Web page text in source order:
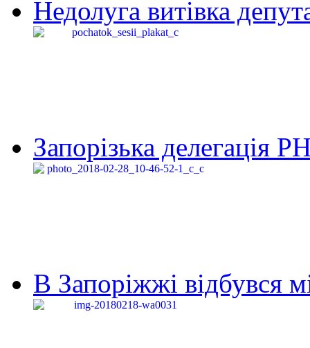
Недолуга витівка
Запорізька делегація
В Запоріжжі відбувся